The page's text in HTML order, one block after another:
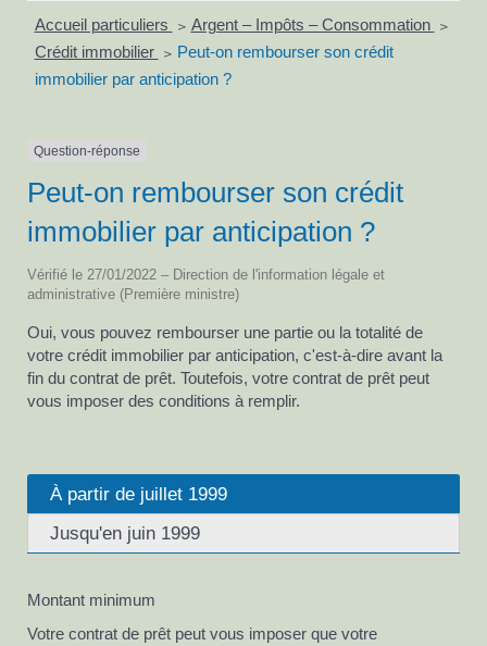
Accueil particuliers > Argent – Impôts – Consommation >
Crédit immobilier > Peut-on rembourser son crédit
immobilier par anticipation ?
Question-réponse
Peut-on rembourser son crédit
immobilier par anticipation ?
Vérifié le 27/01/2022 – Direction de l'information légale et
administrative (Première ministre)
Oui, vous pouvez rembourser une partie ou la totalité de
votre crédit immobilier par anticipation, c'est-à-dire avant la
fin du contrat de prêt. Toutefois, votre contrat de prêt peut
vous imposer des conditions à remplir.
À partir de juillet 1999
Jusqu'en juin 1999
Montant minimum
Votre contrat de prêt peut vous imposer que votre